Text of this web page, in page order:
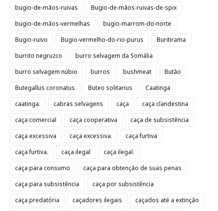
bugio-de-mãos-ruivas
Bugio-de-mãos-ruivas-de-spix
bugio-de-mãos-vermelhas
bugio-marrom-do-norte
Bugio-ruivo
Bugio-vermelho-do-rio-purus
Buritirama
burrito negruzco
burro selvagem da Somália
burro selvagem núbio
burros bushmeat
Butão
Butegallus coronatus
Buteo solitarius
Caatinga
caatinga.
cabras selvagens caça
caça clandestina
caça comercial
caça cooperativa
caça de subsistência
caça excessiva
caça excessiva.
caça furtiva
caça furtiva.
caça ilegal
caça ilegal.
caça para consumo
caça para obtenção de suas penas
caça para subsistência
caça por subsistência
caça predatória
caçadores ilegais
caçados até a extinção